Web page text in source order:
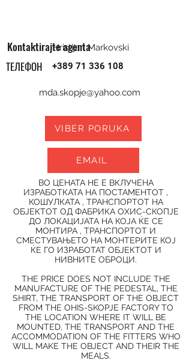
Kontaktirajte agentaHristijan Markovski
ТЕЛЕФОН +389 71 336 108
mda.skopje@yahoo.com
VIBER PORUKA
EMAIL
ВО ЦЕНАТА НЕ Е ВКЛУЧЕНА
ИЗРАБОТКАТА НА ПОСТАМЕНТОТ ,
КОШУЛКАТА , ТРАНСПОРТОТ НА
ОБЈЕКТОТ ОД ФАБРИКА ОХИС-СКОПЈЕ
ДО ЛОКАЦИЈАТА НА КОЈА ЌЕ СЕ
МОНТИРА , ТРАНСПОРТОТ И
СМЕСТУВАЊЕТО НА МОНТЕРИТЕ КОЈ
ЌЕ ГО ИЗРАБОТАТ ОБЈЕКТОТ И
НИВНИТЕ ОБРОЦИ.
THE PRICE DOES NOT INCLUDE THE
MANUFACTURE OF THE PEDESTAL, THE
SHIRT, THE TRANSPORT OF THE OBJECT
FROM THE OHIS-SKOPJE FACTORY TO
THE LOCATION WHERE IT WILL BE
MOUNTED, THE TRANSPORT AND THE
ACCOMMODATION OF THE FITTERS WHO
WILL MAKE THE OBJECT AND THEIR THE
MEALS.